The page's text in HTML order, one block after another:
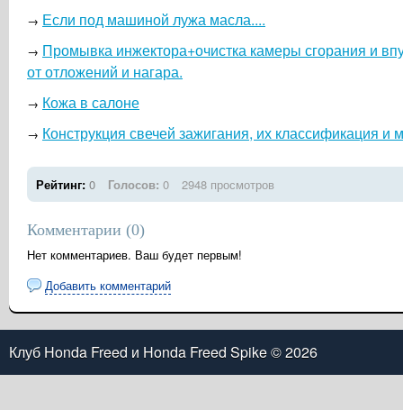
→ Если под машиной лужа масла....
→ Промывка инжектора+очистка камеры сгорания и
от отложений и нагара.
→ Кожа в салоне
→ Конструкция свечей зажигания, их классификация и
Рейтинг: 0 Голосов: 0 2948 просмотров
Комментарии (0)
Нет комментариев. Ваш будет первым!
Добавить комментарий
Клуб Honda Freed и Honda Freed Spike© 2026